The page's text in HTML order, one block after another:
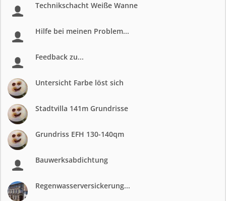
Technikschacht Weiße Wanne
Hilfe bei meinen Problem...
Feedback zu...
Untersicht Farbe löst sich
Stadtvilla 141m Grundrisse
Grundriss EFH 130-140qm
Bauwerksabdichtung
Regenwasserversickerung...